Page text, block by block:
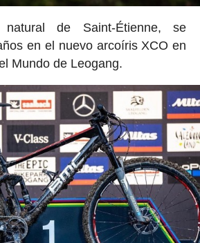
natural de Saint-Étienne, se
en el nuevo arcoíris XCO en
Mundo de Leogang.